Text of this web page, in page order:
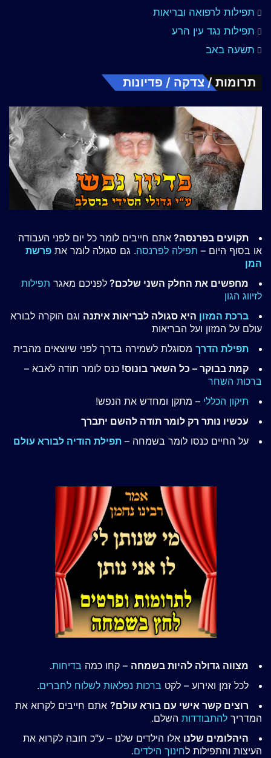
תפילות לרפואה ובריאות
תפילות נגד עין הרע
תשעה באב
תרומות / צדקה / פדיונות
תקועים בפרנסה? אתם חייבים לומר כל יום לפני העבודה
או בסוף היום – תפילה לפרנסה. גם סגולה לומר את פרשת
המן
מחפשים את החלק השני שלכם? לפניכם מאגר תפילות
לזיווג הגון
ברכת המזון היא סגולה לבריאות איתנה וגם הוקרה לבורא
עולם על המזון ועל הבריאות
תפילת הדרך מסוגלת לשמירה בדרך לפני שיוצאים מהבית
קמת בבוקר – כל השאר בונוס! כנס לומר תודה לאבא –
ברכות השחר
תיקון הכללי – מתקן ומחדש את הנפש!
עכשיו נותר רק לומר תודה להשם יתברך
על החיים כנסו לומר בשמחה – תפילת הודיה לבורא עולם
מצווה גדולה להיות בשמחה – קחו כמה בדיחות.
לכל זמן ואירוע – לקט ברכות נפלאות לשלוח לחברים.
רוצים קשר אישי עם בורא עולם? אתם חייבים לקרוא את
המדריך להתבודדות השלם.
היהלומים שלנו אלו הילדים שלנו – ע"כ חובה לקרוא את
העיצות והתפילות לחינוך הילדים.